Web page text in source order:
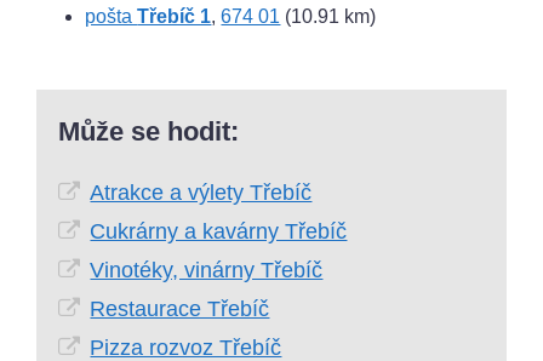
poštaTřebíč 1,674 01 (10.91 km)
Může se hodit:
Atrakce a výlety Třebíč
Cukrárny a kavárny Třebíč
Vinotéky, vinárny Třebíč
Restaurace Třebíč
Pizza rozvoz Třebíč